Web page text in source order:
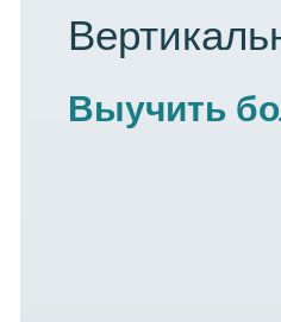
Выучить